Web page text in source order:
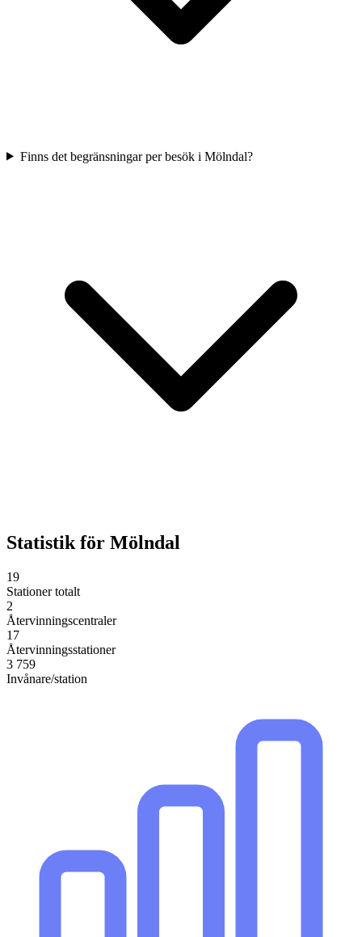
Finns det begränsningar per besök i Mölndal?
Statistik för Mölndal
19
Stationer totalt
2
Återvinningscentraler
17
Återvinningsstationer
3 759
Invånare/station